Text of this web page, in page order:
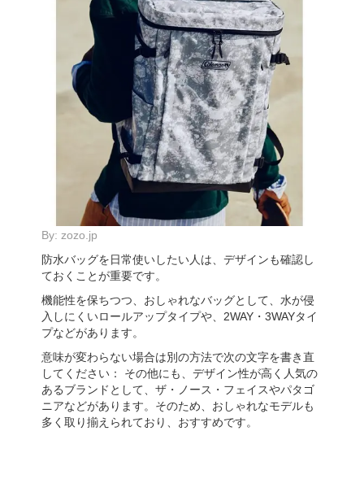
By: zozo.jp
防水バッグを日常使いしたい人は、デザインも確認し
ておくことが重要です。
機能性を保ちつつ、おしゃれなバッグとして、水が侵
入しにくいロールアップタイプや、2WAY・3WAYタイ
プなどがあります。
意味が変わらない場合は別の方法で次の文字を書き直
してください： その他にも、デザイン性が高く人気の
あるブランドとして、ザ・ノース・フェイスやパタゴ
ニアなどがあります。そのため、おしゃれなモデルも
多く取り揃えられており、おすすめです。